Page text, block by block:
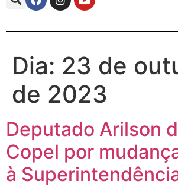
Dia: 23 de
de 2023
Deputado Arilson
Copel por
à